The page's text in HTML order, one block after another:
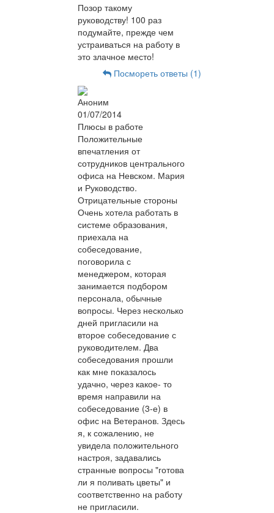
Позор такому
руководству! 100 раз
подумайте, прежде чем
устраиваться на работу в
это злачное место!
Посмореть ответы (1)
Аноним
01/07/2014
Плюсы в работе
Положительные
впечатления от
сотрудников центрального
офиса на Невском. Мария
и Руководство.
Отрицательные стороны
Очень хотела работать в
системе образования,
приехала на
собеседование,
поговорила с
менеджером, которая
занимается подбором
персонала, обычные
вопросы. Через несколько
дней пригласили на
второе собеседование с
руководителем. Два
собеседования прошли
как мне показалось
удачно, через какое- то
время направили на
собеседование (3-е) в
офис на Ветеранов. Здесь
я, к сожалению, не
увидела положительного
настроя, задавались
странные вопросы "готова
ли я поливать цветы" и
соответственно на работу
не пригласили.